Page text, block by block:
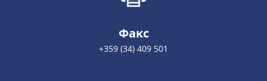
Факс
+359 (34) 409 501